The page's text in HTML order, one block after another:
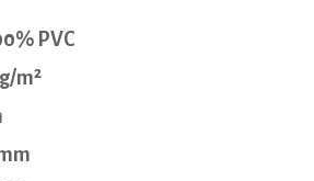
PVC
m²